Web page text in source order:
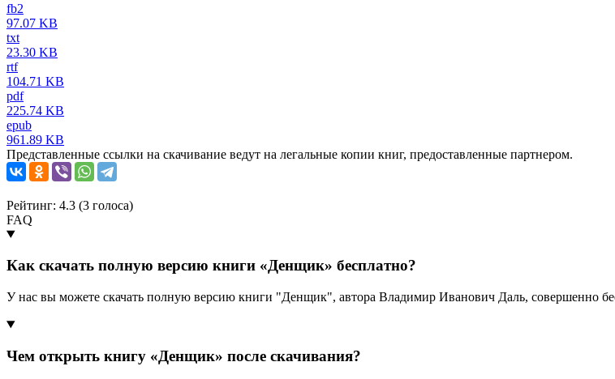
fb2
97.07 KB
txt
23.30 KB
rtf
104.71 KB
pdf
225.74 KB
epub
961.89 KB
Представленные ссылки на скачивание ведут на легальные копии книг, предоставленные партнером.
Рейтинг: 4.3 (3 голоса)
FAQ
Как скачать полную версию книги «Денщик» бесплатно?
У нас вы можете скачать полную версию книги "Денщик", автора Владимир Иванович Даль, совершенно
Чем открыть книгу «Денщик» после скачивания?